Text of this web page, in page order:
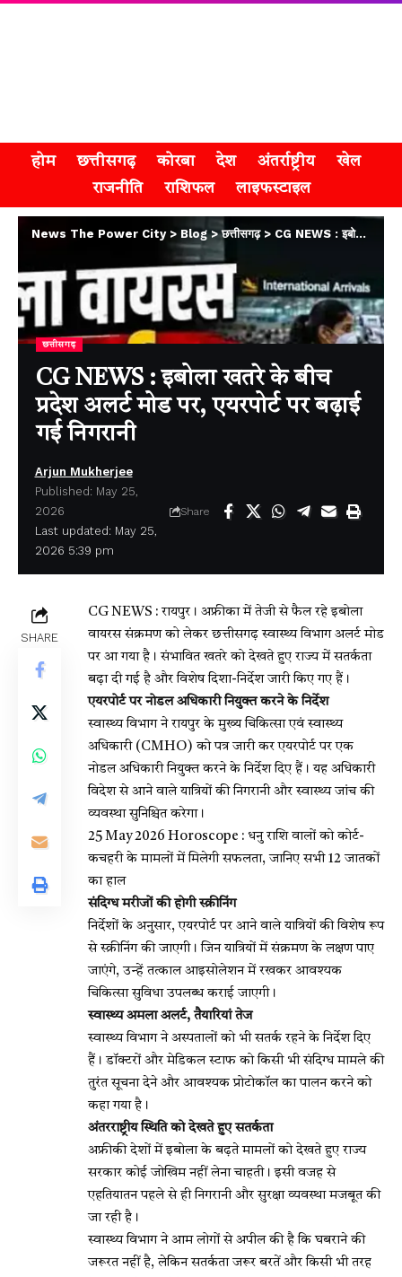
होम छत्तीसगढ़ कोरबा देश अंतर्राष्ट्रीय
खेल
राजनीति
राशिफल लाइफस्टाइल
News The Power City> Blog>छत्तीसगढ़> CG NEWS : इबोला खतरे के बीच प्रदेश अलर्ट मोड पर, एयरपोर्ट पर बढ़ाई गई निगरानी
छत्तीसगढ़
CG NEWS : इबोला खतरे के बीच
प्रदेश अलर्ट मोड पर, एयरपोर्ट पर बढ़ाई
गई निगरानी
Last updated: May 25,
2026 5:39 pm
Arjun Mukherjee
Published: May 25,
2026
Share
SHARE
CG NEWS : रायपुर। अफ्रीका में तेजी से फैल रहे इबोला
वायरस संक्रमण को लेकर छत्तीसगढ़ स्वास्थ्य विभाग अलर्ट मोड
पर आ गया है। संभावित खतरे को देखते हुए राज्य में सतर्कता
बढ़ा दी गई है और विशेष दिशा-निर्देश जारी किए गए हैं।
एयरपोर्ट पर नोडल अधिकारी नियुक्त करने के निर्देश
स्वास्थ्य विभाग ने रायपुर के मुख्य चिकित्सा एवं स्वास्थ्य
अधिकारी (CMHO) को पत्र जारी कर एयरपोर्ट पर एक
नोडल अधिकारी नियुक्त करने के निर्देश दिए हैं। यह अधिकारी
विदेश से आने वाले यात्रियों की निगरानी और स्वास्थ्य जांच की
व्यवस्था सुनिश्चित करेगा।
25 May 2026 Horoscope : धनु राशि वालों को कोर्ट-
कचहरी के मामलों में मिलेगी सफलता, जानिए सभी 12 जातकों
का हाल
संदिग्ध मरीजों की होगी स्क्रीनिंग
निर्देशों के अनुसार, एयरपोर्ट पर आने वाले यात्रियों की विशेष रूप
से स्क्रीनिंग की जाएगी। जिन यात्रियों में संक्रमण के लक्षण पाए
जाएंगे, उन्हें तत्काल आइसोलेशन में रखकर आवश्यक
चिकित्सा सुविधा उपलब्ध कराई जाएगी।
स्वास्थ्य अमला अलर्ट, तैयारियां तेज
स्वास्थ्य विभाग ने अस्पतालों को भी सतर्क रहने के निर्देश दिए
हैं। डॉक्टरों और मेडिकल स्टाफ को किसी भी संदिग्ध मामले की
तुरंत सूचना देने और आवश्यक प्रोटोकॉल का पालन करने को
कहा गया है।
अंतरराष्ट्रीय स्थिति को देखते हुए सतर्कता
अफ्रीकी देशों में इबोला के बढ़ते मामलों को देखते हुए राज्य
सरकार कोई जोखिम नहीं लेना चाहती। इसी वजह से
एहतियातन पहले से ही निगरानी और सुरक्षा व्यवस्था मजबूत की
जा रही है।
स्वास्थ्य विभाग ने आम लोगों से अपील की है कि घबराने की
जरूरत नहीं है, लेकिन सतर्कता जरूर बरतें और किसी भी तरह